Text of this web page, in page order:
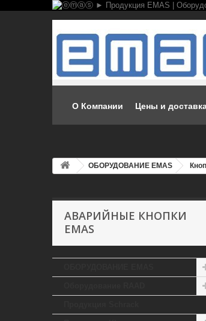
О Компании Цены и
ОБОРУДОВАНИЕ EMAS
АВАРИЙНЫЕ КНОПКИ
EMAS